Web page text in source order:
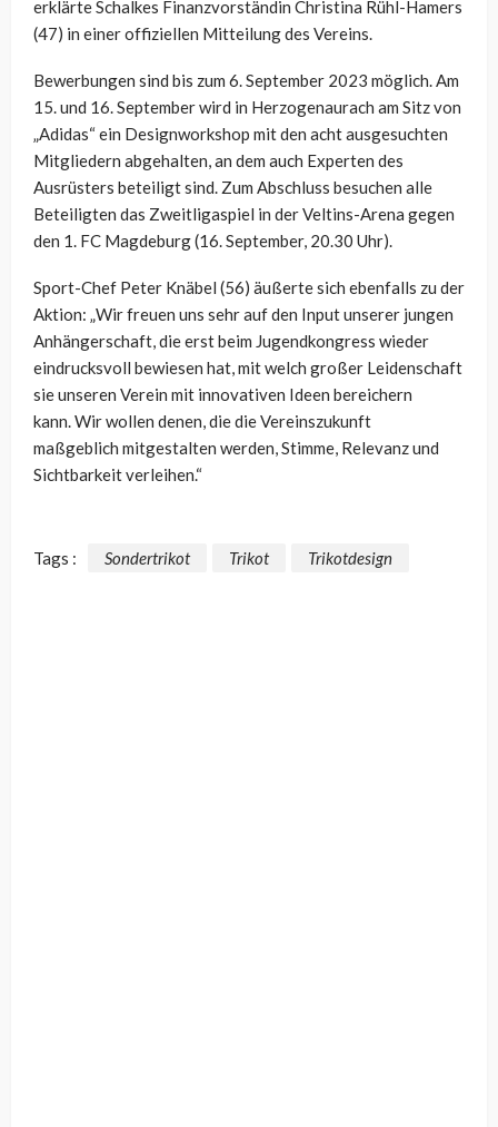
erklärte Schalkes Finanzvorständin Christina Rühl-Hamers
(47) in einer offiziellen Mitteilung des Vereins.
Bewerbungen sind bis zum 6. September 2023 möglich. Am
15. und 16. September wird in Herzogenaurach am Sitz von
„Adidas“ ein Designworkshop mit den acht ausgesuchten
Mitgliedern abgehalten, an dem auch Experten des
Ausrüsters beteiligt sind. Zum Abschluss besuchen alle
Beteiligten das Zweitligaspiel in der Veltins-Arena gegen
den 1. FC Magdeburg (16. September, 20.30 Uhr).
Sport-Chef Peter Knäbel (56) äußerte sich ebenfalls zu der
Aktion: „Wir freuen uns sehr auf den Input unserer jungen
Anhängerschaft, die erst beim Jugendkongress wieder
eindrucksvoll bewiesen hat, mit welch großer Leidenschaft
sie unseren Verein mit innovativen Ideen bereichern
kann.Wir wollen denen, die die Vereinszukunft
maßgeblich mitgestalten werden, Stimme, Relevanz und
Sichtbarkeit verleihen.“
Tags : Sondertrikot Trikot Trikotdesign